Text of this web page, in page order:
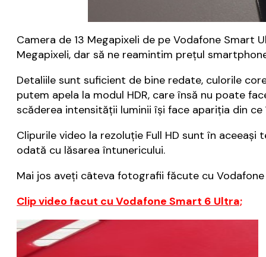
Camera de 13 Megapixeli de pe Vodafone Smart
Megapixeli, dar să ne reamintim prețul
Detaliile sunt suficient de bine redate, culorile
putem apela la modul HDR, care însă nu poate
scăderea intensității luminii își face apariția din
Clipurile video la rezoluție Full HD sunt în
odată cu lăsarea întunericului.
Mai jos aveți câteva fotografii făcute cu
Clip video facut cu Vodafone Smart 6 Ultra;